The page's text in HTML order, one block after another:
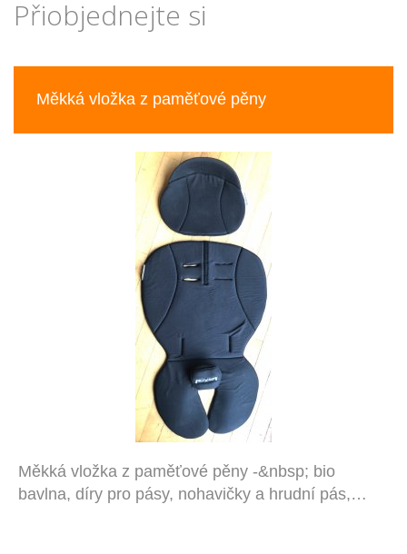
Přiobjednejte si
Měkká vložka z paměťové pěny
Měkká vložka z paměťové pěny -&nbsp; bio
bavlna, díry pro pásy, nohavičky a hrudní pás,…